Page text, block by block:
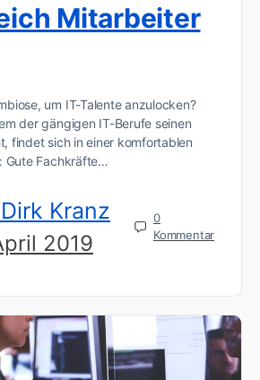
Mitarbeiter
um IT-Talente anzulocken?
der gängigen IT-Berufe seinen
findet sich in einer komfortablen
Gute Fachkräfte…
Kranz
2019
0
Kommentar